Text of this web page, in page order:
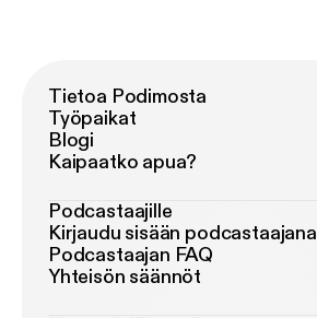
Tietoa Podimosta
Työpaikat
Blogi
Kaipaatko apua?
Podcastaajille
Kirjaudu sisään podcastaajana
Podcastaajan FAQ
Yhteisön säännöt